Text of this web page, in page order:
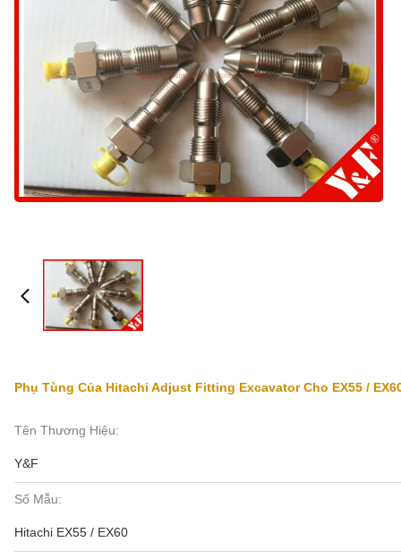
Phụ Tùng Của Hitachi Adjust Fitting Excavator Cho EX55 /
Tên Thương Hiệu:
Y&F
Số Mẫu:
Hitachi EX55 / EX60